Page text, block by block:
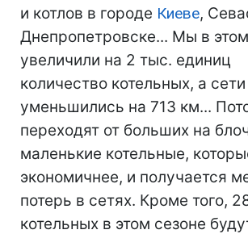
и котлов в городе Киеве,
Днепропетровске... Мы в
увеличили на 2 тыс. единиц
количество котельных, а сети
уменьшились на 713 км...
переходят от больших на
маленькие котельные,
экономичнее, и получается
потерь в сетях. Кроме того,
котельных в этом сезоне